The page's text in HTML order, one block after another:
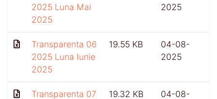
2025 Luna Mai
2025
2025
Transparenta 06
2025 Luna Iunie
2025
19.55 KB
04-08-
2025
Transparenta 07
19.32 KB
04-08-